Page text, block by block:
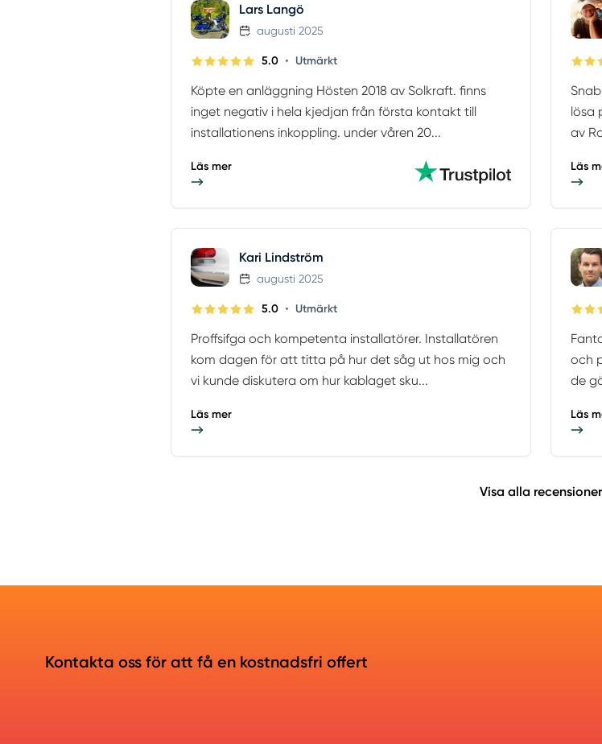
Lars Langö
augusti 2025
5.0 • Utmärkt
Köpte en anläggning Hösten 2018 av Solkraft. finns
inget negativ i hela kjedjan från första kontakt till
installationens inkoppling. under våren 20...
Läs mer
lösa
av
Läs
Kari Lindström
augusti 2025
5.0 • Utmärkt
Proffsifga och kompetenta installatörer. Installatören
kom dagen för att titta på hur det såg ut hos mig och
vi kunde diskutera om hur kablaget sku...
Läs mer
och
de
Läs
Visa alla recensioner
Kontakta oss för att få en kostnadsfri offert